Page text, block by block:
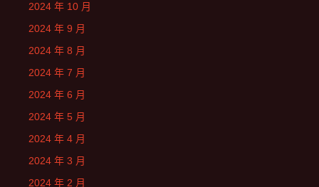
2024 年 10 月
2024 年 9 月
2024 年 8 月
2024 年 7 月
2024 年 6 月
2024 年 5 月
2024 年 4 月
2024 年 3 月
2024 年 2 月